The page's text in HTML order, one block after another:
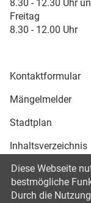
8.30 - 12.30 Uhr
Freitag
8.30 - 12.00 Uhr
Kontaktformular
Mängelmelder
Stadtplan
Inhaltsverzeichnis
Druckansicht
Diese Webseite
bestmögliche
Durch die